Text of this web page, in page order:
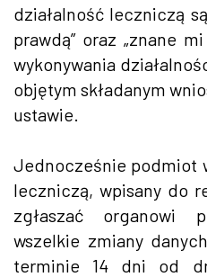
działalność leczniczą
prawdą” oraz „znane
wykonywania
objętym składanym
ustawie.
Jednocześnie podmiot
leczniczą, wpisany do
zgłaszać organowi
wszelkie zmiany
terminie 14 dni od